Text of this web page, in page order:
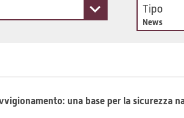
Tipo
News
una base per la sicurezza